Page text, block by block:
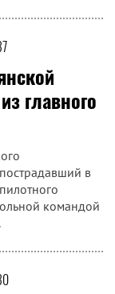
главного
в
командой